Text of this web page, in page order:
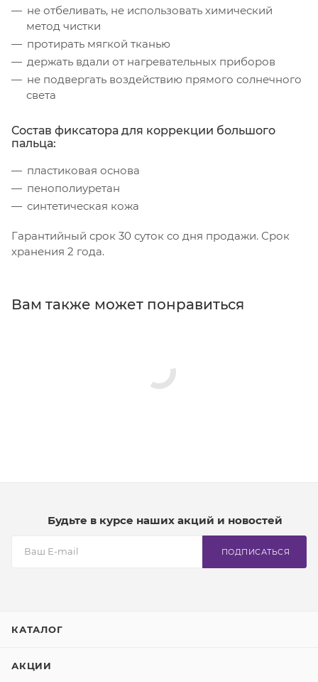
не отбеливать, не использовать химический
метод чистки
протирать мягкой тканью
держать вдали от нагревательных приборов
не подвергать воздействию прямого солнечного
света
Состав фиксатора для коррекции большого
пальца:
пластиковая основа
пенополиуретан
синтетическая кожа
Гарантийный срок 30 суток со дня продажи. Срок
хранения 2 года.
Вам также может понравиться
Будьте в курсе наших акций и новостей
ПОДПИСАТЬСЯ
КАТАЛОГ
АКЦИИ